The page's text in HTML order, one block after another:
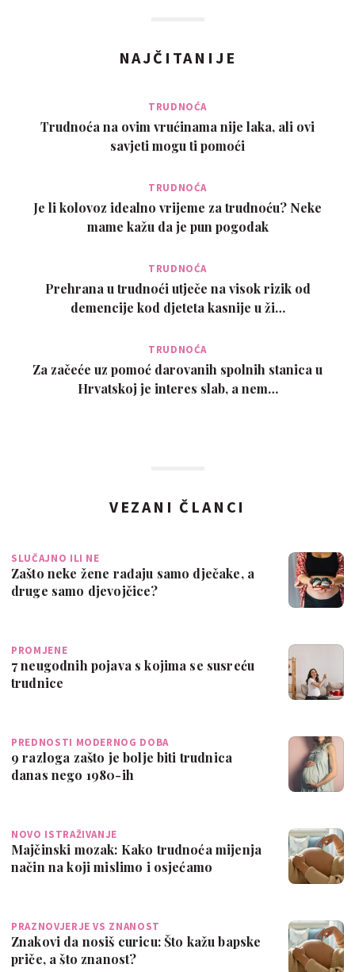
NAJČITANIJE
TRUDNOĆA
Trudnoća na ovim vrućinama nije laka, ali ovi
savjeti mogu ti pomoći
TRUDNOĆA
Je li kolovoz idealno vrijeme za trudnoću? Neke
mame kažu da je pun pogodak
TRUDNOĆA
Prehrana u trudnoći utječe na visok rizik od
demencije kod djeteta kasnije u ži…
TRUDNOĆA
Za začeće uz pomoć darovanih spolnih stanica u
Hrvatskoj je interes slab, a nem…
VEZANI ČLANCI
SLUČAJNO ILI NE
Zašto neke žene rađaju samo dječake, a
druge samo djevojčice?
PROMJENE
7 neugodnih pojava s kojima se susreću
trudnice
PREDNOSTI MODERNOG DOBA
9 razloga zašto je bolje biti trudnica
danas nego 1980-ih
NOVO ISTRAŽIVANJE
Majčinski mozak: Kako trudnoća mijenja
način na koji mislimo i osjećamo
PRAZNOVJERJE VS ZNANOST
Znakovi da nosiš curicu: Što kažu bapske
priče, a što znanost?